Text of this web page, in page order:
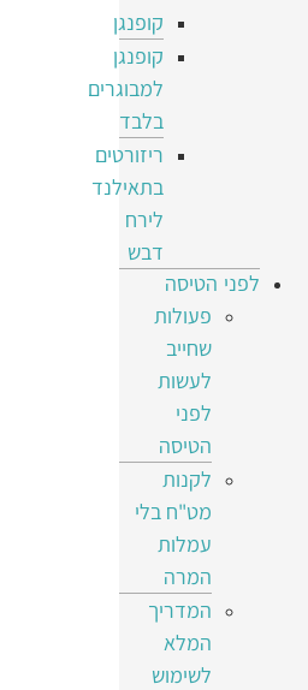
קופנגן
קופנגן
למבוגרים
בלבד
ריזורטים
בתאילנד
לירח
דבש
לפני הטיסה
פעולות
שחייב
לעשות
לפני
הטיסה
לקנות
מט"ח בלי
עמלות
המרה
המדריך
המלא
לשימוש